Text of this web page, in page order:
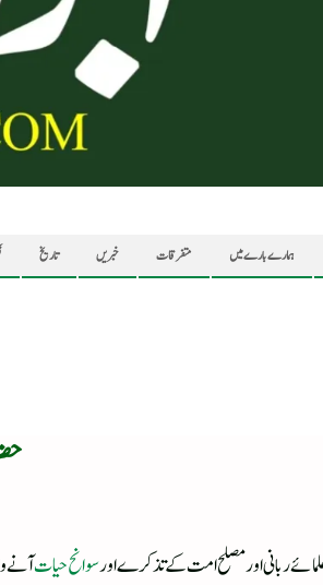
تاریخ خبریں متفرقات ہمارے بارے میں
ربانی اور مصلح امت کے تذکرے اورسوانح حیاتآنے